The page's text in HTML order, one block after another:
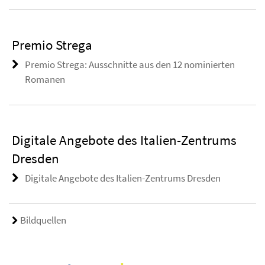
Premio Strega
Premio Strega: Ausschnitte aus den 12 nominierten
Romanen
Digitale Angebote des Italien-Zentrums
Dresden
Digitale Angebote des Italien-Zentrums Dresden
Bildquellen